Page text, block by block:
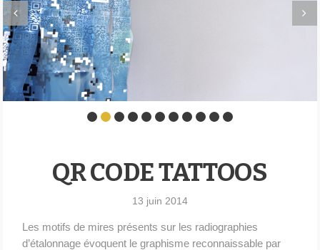
QR CODE TATTOOS
13 juin 2014
Les motifs de mires présents sur les radiographies
d’étalonnage évoquent le graphisme reconnaissable par